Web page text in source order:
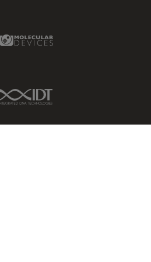
Molecular Devices Link
IDT Link